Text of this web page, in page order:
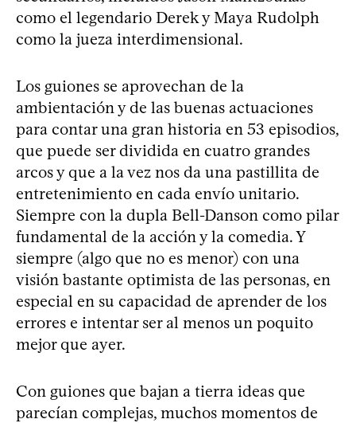
como el legendario Derek y Maya Rudolph
como la jueza interdimensional.
Los guiones se aprovechan de la
ambientación y de las buenas actuaciones
para contar una gran historia en 53 episodios,
que puede ser dividida en cuatro grandes
arcos y que a la vez nos da una pastillita de
entretenimiento en cada envío unitario.
Siempre con la dupla Bell-Danson como pilar
fundamental de la acción y la comedia. Y
siempre (algo que no es menor) con una
visión bastante optimista de las personas, en
especial en su capacidad de aprender de los
errores e intentar ser al menos un poquito
mejor que ayer.
Con guiones que bajan a tierra ideas que
parecían complejas, muchos momentos de